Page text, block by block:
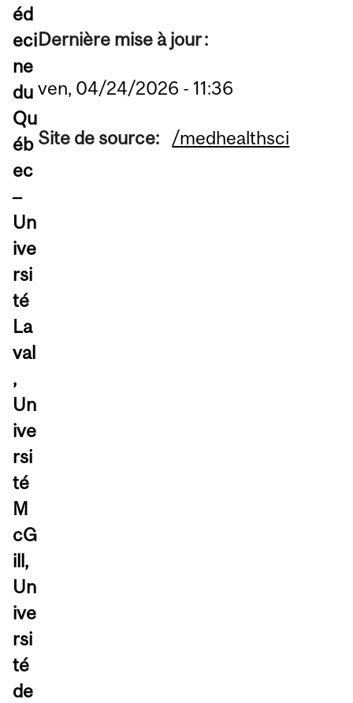
éd
eci
ne
du
Qu
éb
ec
‒
Un
ive
rsi
té
La
val
,
Un
ive
rsi
té
M
cG
ill,
Un
ive
rsi
té
de
Dernière mise à jour :
ven, 04/24/2026 - 11:36
Site de source: /medhealthsci